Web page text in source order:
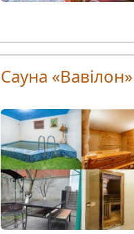
Сауна «Вавілон»